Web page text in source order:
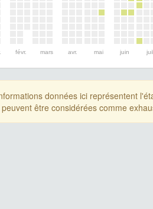
févr. mars avr. mai juin juil.
données ici représentent
être considérées comme